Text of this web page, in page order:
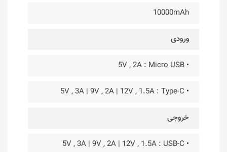
10000mAh
ورودی
• 5V , 2A : Micro USB
• 5V , 3A | 9V , 2A | 12V , 1.5A : Type-C
خروجی
• 5V , 3A | 9V , 2A | 12V , 1.5A : USB-C